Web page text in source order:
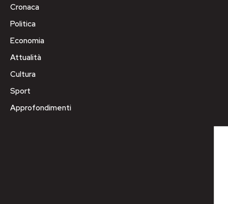
Cronaca
Politica
Economia
Attualità
Cultura
Sport
Approfondimenti